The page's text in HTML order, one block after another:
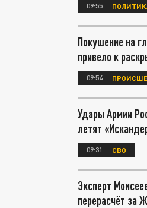
09:55
Покушение на
привело к
09:54
Удары Армии
летят
09:31 СВО
Эксперт
перерасчёт за